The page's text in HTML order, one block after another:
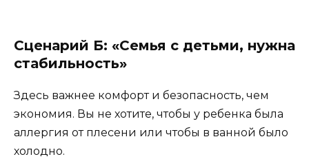
Сценарий Б: «Семья с детьми, нужна
стабильность»
Здесь важнее комфорт и безопасность, чем
экономия. Вы не хотите, чтобы у ребенка была
аллергия от плесени или чтобы в ванной было
холодно.